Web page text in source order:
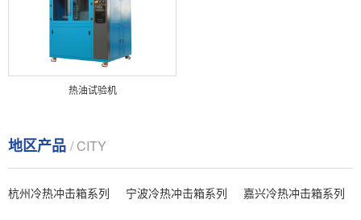
热油试验机
地区产品 / CITY
杭州冷热冲击箱系列 宁波冷热冲击箱系列 嘉兴冷热冲击箱系列